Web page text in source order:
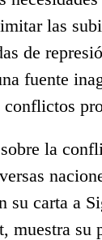
las
de
fuente
conflictos
la
su carta a
muestra su